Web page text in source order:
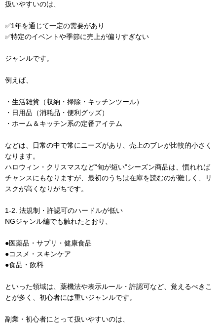
扱いやすいのは、
✅1年を通じて一定の需要があり
✅特定のイベントや季節に売上が偏りすぎない
ジャンルです。
例えば、
・生活雑貨（収納・掃除・キッチンツール）
・日用品（消耗品・便利グッズ）
・ホーム＆キッチン系の定番アイテム
などは、日常の中で常にニーズがあり、売上のブレが比較的小さく
なります。
ハロウィン・クリスマスなど“旬が短い”シーズン商品は、慣れれば
チャンスにもなりますが、最初のうちは在庫を読むのが難しく、リ
スクが高くなりがちです。
1-2. 法規制・許認可のハードルが低い
NGジャンル編でも触れたとおり、
●医薬品・サプリ・健康食品
●コスメ・スキンケア
●食品・飲料
といった領域は、薬機法や表示ルール・許認可など、覚えるべきこ
とが多く、初心者には重いジャンルです。
副業・初心者にとって扱いやすいのは、